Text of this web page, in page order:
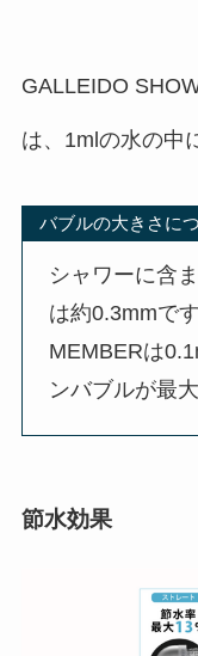
GALLEIDO
は、1mlの水の中
バブルの大きさに
シャワーに含
は約0.3mmで
MEMBERは
ンバブルが最
節水効果